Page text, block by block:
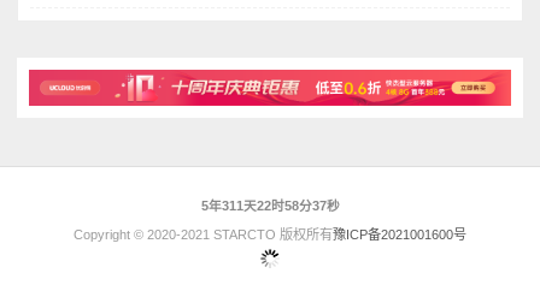
5年311天22时58分38秒
Copyright © 2020-2021 STARCTO 版权所有豫ICP备2021001600号